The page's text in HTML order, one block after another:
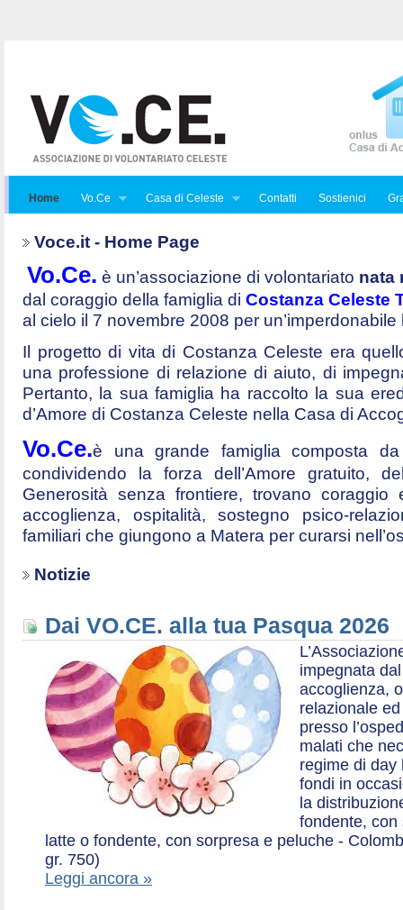
Home Vo.Ce Casa di Celeste Contatti Sostienici
Voce.it - Home Page
Vo.Ce. è un’associazione di volontariato nata
dal coraggio della famiglia di Costanza Celeste
al cielo il 7 novembre 2008 per
Il progetto di vita di Costanza Celeste era
una professione di relazione di aiuto, di
Pertanto, la sua famiglia ha raccolto la sua
d’Amore di Costanza Celeste nella Casa di
Vo.Ce.è una grande famiglia composta
condividendo la forza dell’Amore gratuito,
Generosità senza frontiere, trovano
accoglienza, ospitalità, sostegno psico-
familiari che giungono a Matera per curarsi
Notizie
Dai VO.CE. alla tua Pasqua 2026
impegnata
accoglienza,
relazionale
presso
malati che
regime di day
fondi in
la
fondente, con
latte o fondente, con sorpresa e peluche -
gr. 750)
Leggi ancora »